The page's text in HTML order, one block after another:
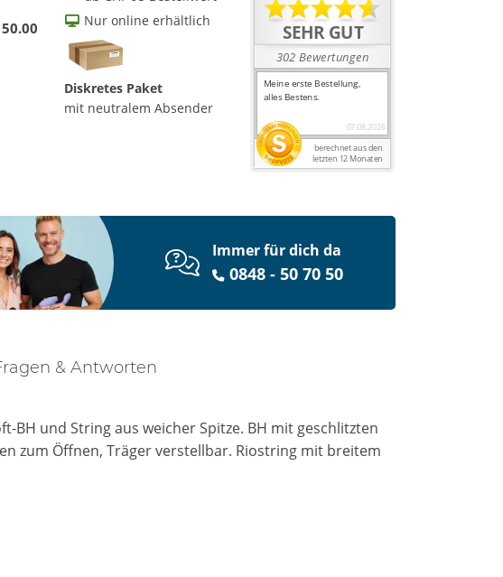
50.00
Nur online erhältlich
Diskretes Paket
mit neutralem Absender
Immer für dich da
0848 - 50 70 50
& Antworten
BH und String aus weicher Spitze. BH mit geschlitzten
zum Öffnen, Träger verstellbar. Riostring mit breitem